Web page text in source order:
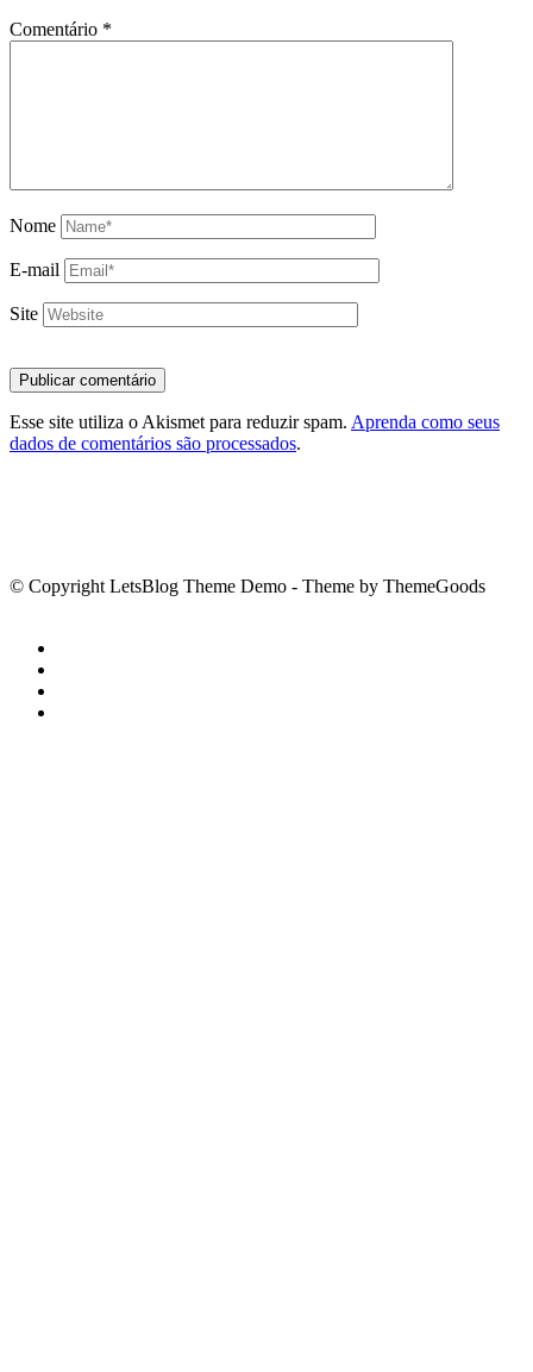
Comentário *
Nome
E-mail
Site
Esse site utiliza o Akismet para reduzir spam. Aprenda como seus
dados de comentários são processados.
© Copyright LetsBlog Theme Demo - Theme by ThemeGoods